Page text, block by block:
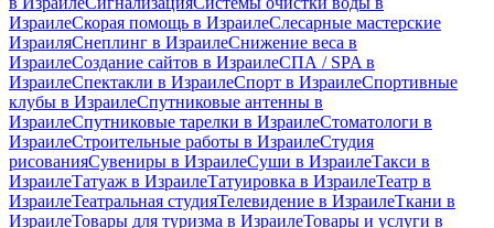
ИзраилеСкорая помощь в ИзраилеСлесарные мастерские
ИзраиляСнеплинг в ИзраилеСнижение веса в
ИзраилеСоздание сайтов в ИзраилеСПА / SPA в
ИзраилеСпектакли в ИзраилеСпорт в ИзраилеСпортивные
клубы в ИзраилеСпутниковые антенны в
ИзраилеСпутниковые тарелки в ИзраилеСтоматологи в
ИзраилеСтроительные работы в ИзраилеСтудия
рисованияСувениры в ИзраилеСуши в ИзраилеТакси в
ИзраилеТатуаж в ИзраилеТатуировка в ИзраилеТеатр в
ИзраилеТеатральная студияТелевидение в ИзраилеТкани в
ИзраилеТовары для туризма в ИзраилеТовары и услуги в